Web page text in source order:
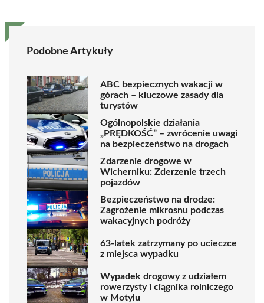
Podobne Artykuły
ABC bezpiecznych wakacji w
górach – kluczowe zasady dla
turystów
Ogólnopolskie działania
„PRĘDKOŚĆ” – zwrócenie uwagi
na bezpieczeństwo na drogach
Zdarzenie drogowe w
Wicherniku: Zderzenie trzech
pojazdów
Bezpieczeństwo na drodze:
Zagrożenie mikrosnu podczas
wakacyjnych podróży
63-latek zatrzymany po ucieczce
z miejsca wypadku
Wypadek drogowy z udziałem
rowerzysty i ciągnika rolniczego
w Motylu